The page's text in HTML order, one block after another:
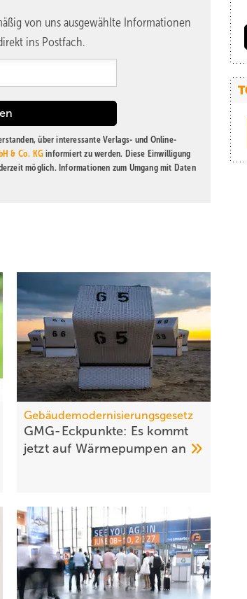
von uns ausgewählte Informationen
ins Postfach.
über interessante Verlags- und Online-
& Co. KGinformiert zu werden. Diese Einwilligung
möglich. Informationen zum Umgang mit Daten
Gebäudemodernisierungsgesetz
GMG-Eckpunkte: Es kommt
jetzt auf Wärmepumpenan